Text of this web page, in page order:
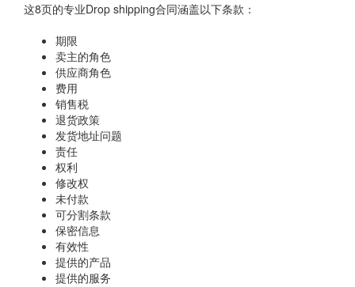
这8页的专业Drop shipping合同涵盖以下条款：
期限
卖主的角色
供应商角色
费用
销售税
退货政策
发货地址问题
责任
权利
修改权
未付款
可分割条款
保密信息
有效性
提供的产品
提供的服务